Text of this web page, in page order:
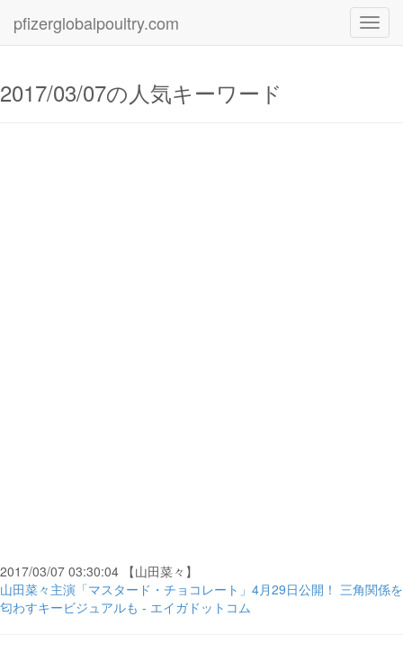
pfizerglobalpoultry.com
2017/03/07の人気キーワード
2017/03/07 03:30:04 【山田菜々】
山田菜々主演「マスタード・チョコレート」4月29日公開！ 三角関係を
匂わすキービジュアルも - エイガドットコム